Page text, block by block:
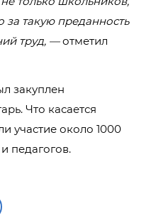
за такую преданность
труд, —отметил
закуплен
Что касается
участие около 1000
педагогов.